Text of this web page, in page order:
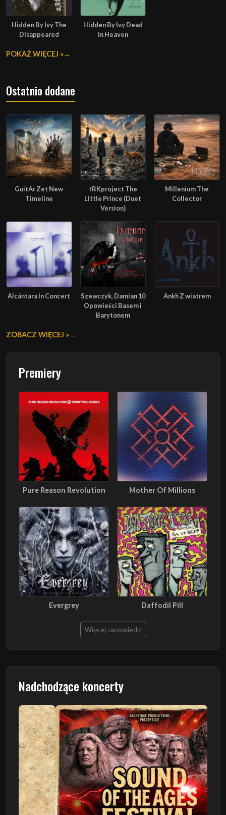
Hidden By Ivy The
Disappeared
Hidden By Ivy Dead
in Heaven
POKAŻ WIĘCEJ »
Ostatnio dodane
GuitAr Zet New
Timeline
tRKproject The
Little Prince (Duet
Version)
Millenium The
Collector
Alcántara In Concert
Szewczyk, Damian 10
Opowieści Basem i
Barytonem
Ankh Z wiatrem
ZOBACZ WIĘCEJ »
Premiery
Pure Reason Revolution Mother Of Millions
Evergrey Daffodil Pill
Więcej zapowiedzi
Nadchodzące koncerty
Poprzedni Następny